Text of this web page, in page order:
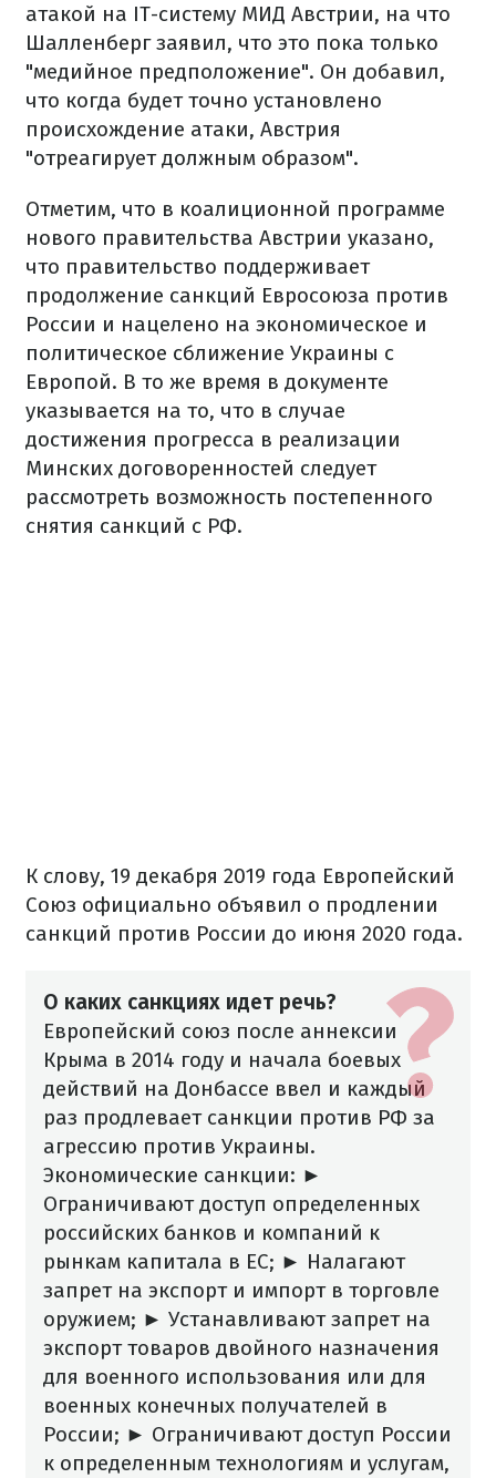
атакой на ІТ-систему МИД Австрии, на что
Шалленберг заявил, что это пока только
"медийное предположение". Он добавил,
что когда будет точно установлено
происхождение атаки, Австрия
"отреагирует должным образом".
Отметим, что в коалиционной программе
нового правительства Австрии указано,
что правительство поддерживает
продолжение санкций Евросоюза против
России и нацелено на экономическое и
политическое сближение Украины с
Европой. В то же время в документе
указывается на то, что в случае
достижения прогресса в реализации
Минских договоренностей следует
рассмотреть возможность постепенного
снятия санкций с РФ.
К слову, 19 декабря 2019 года Европейский
Союз официально объявил о продлении
санкций против России до июня 2020 года.
О каких санкциях идет речь?
Европейский союз после аннексии
Крыма в 2014 году и начала боевых
действий на Донбассе ввел и каждый
раз продлевает санкции против РФ за
агрессию против Украины.
Экономические санкции: ►
Ограничивают доступ определенных
российских банков и компаний к
рынкам капитала в ЕС; ► Налагают
запрет на экспорт и импорт в торговле
оружием; ► Устанавливают запрет на
экспорт товаров двойного назначения
для военного использования или для
военных конечных получателей в
России; ► Ограничивают доступ России
к определенным технологиям и услугам,